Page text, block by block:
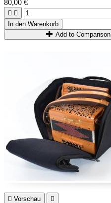
80,00 €
 
In den Warenkorb
Add to Comparison
 Vorschau 